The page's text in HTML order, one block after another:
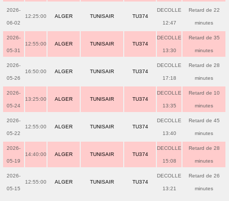
2026-
06-02
12:25:00 ALGER TUNISAIR TU374
DECOLLE
12:47
Retard de 22
minutes
2026-
05-31
12:55:00 ALGER TUNISAIR TU374
DECOLLE
13:30
Retard de 35
minutes
2026-
05-26
16:50:00 ALGER TUNISAIR TU374
DECOLLE
17:18
Retard de 28
minutes
2026-
05-24
13:25:00 ALGER TUNISAIR TU374
DECOLLE
13:35
Retard de 10
minutes
2026-
05-22
12:55:00 ALGER TUNISAIR TU374
DECOLLE
13:40
Retard de 45
minutes
2026-
05-19
14:40:00 ALGER TUNISAIR TU374
DECOLLE
15:08
Retard de 28
minutes
2026-
05-15
12:55:00 ALGER TUNISAIR TU374
DECOLLE
13:21
Retard de 26
minutes